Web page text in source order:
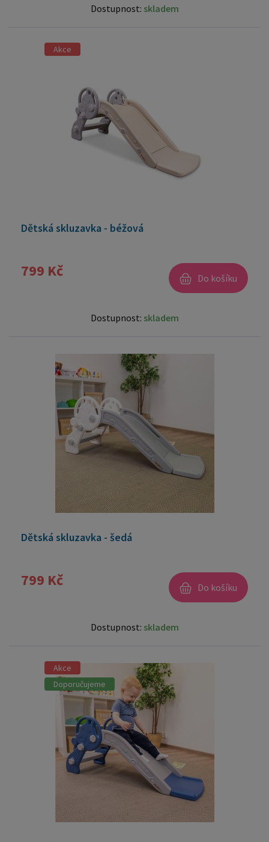
Dostupnost: skladem
Akce
Dětská skluzavka - béžová
799 Kč Do košíku
Dostupnost: skladem
Dětská skluzavka - šedá
799 Kč Do košíku
Dostupnost: skladem
Akce
Doporučujeme